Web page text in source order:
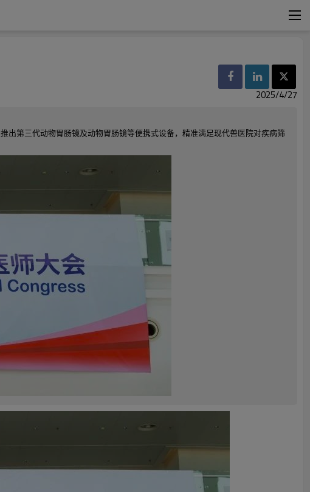
2025/4/27
出第三代动物胃肠镜及动物胃肠镜等便携式设备，精准满足现代兽医院对疾病筛